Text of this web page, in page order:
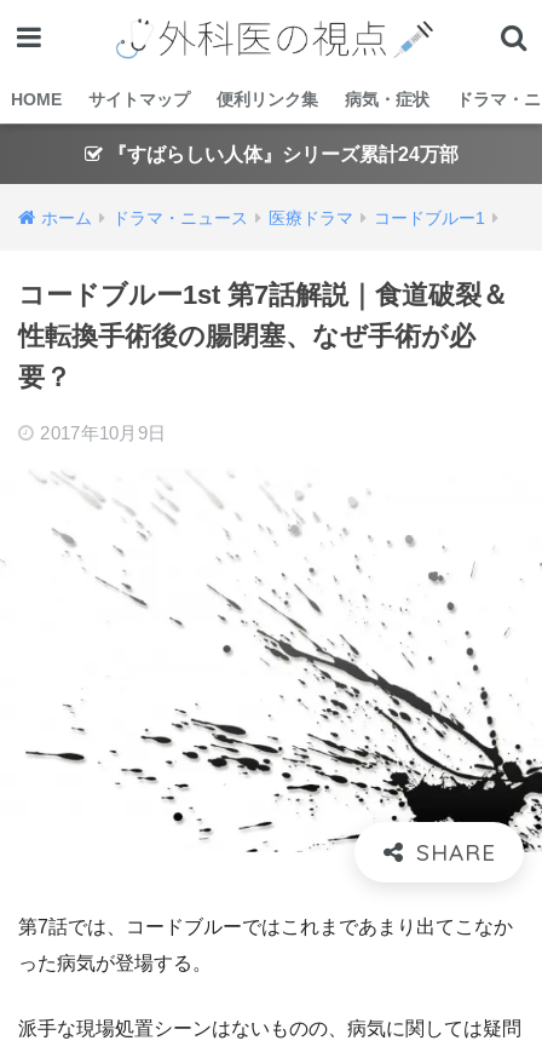
HOME サイトマップ 便利リンク集 病気・症状 ドラマ・
『すばらしい人体』シリーズ累計24万部
ホーム ドラマ・ニュース 医療ドラマ コードブルー1
コードブルー1st 第7話解説｜食道破裂＆
性転換手術後の腸閉塞、なぜ手術が必
要？
2017年10月9日
第7話では、コードブルーではこれまであまり出てこなか
った病気が登場する。
派手な現場処置シーンはないものの、病気に関しては疑問